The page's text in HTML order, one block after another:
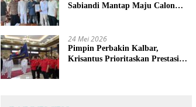
Sabiandi Mantap Maju Calon
24 Mei 2026
Pimpin Perbakin Kalbar,
Krisantus Prioritaskan Prestasi